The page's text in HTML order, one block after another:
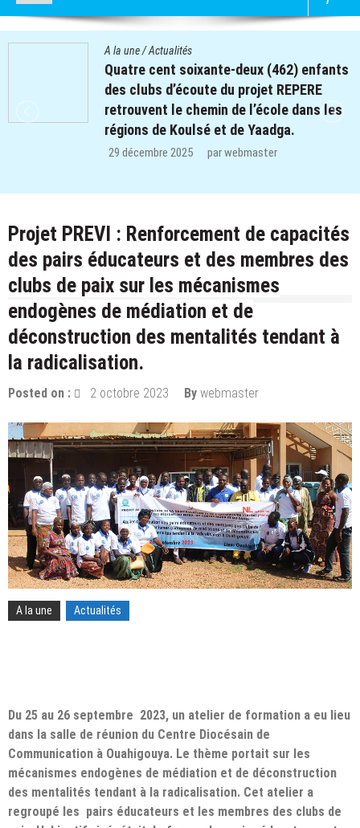
A la une/Actualités
Le Centre Diocésain de Communication
manifeste sa solidarité dans le monde
éducatif de la Province du Yatenga : 100
kits de préparation de cours offerts aux
enseignants des trois CEB de
26 décembre 2025 parwebmaster
Projet PREVI : Renforcement de capacités
des pairs éducateurs et des membres des
clubs de paix sur les mécanismes
endogènes de médiation et de
déconstruction des mentalités tendant à
la radicalisation.
Posted on : 2 octobre 2023 By webmaster
A la une Actualités
Du 25 au 26 septembre 2023, un atelier de formation a eu lieu
dans la salle de réunion du Centre Diocésain de
Communication à Ouahigouya. Le thème portait sur les
mécanismes endogènes de médiation et de déconstruction
des mentalités tendant à la radicalisation. Cet atelier a
regroupé les pairs éducateurs et les membres des clubs de